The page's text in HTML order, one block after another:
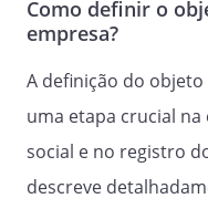
Como definir o
empresa?
A definição do
uma etapa crucial
social e no registro
descreve